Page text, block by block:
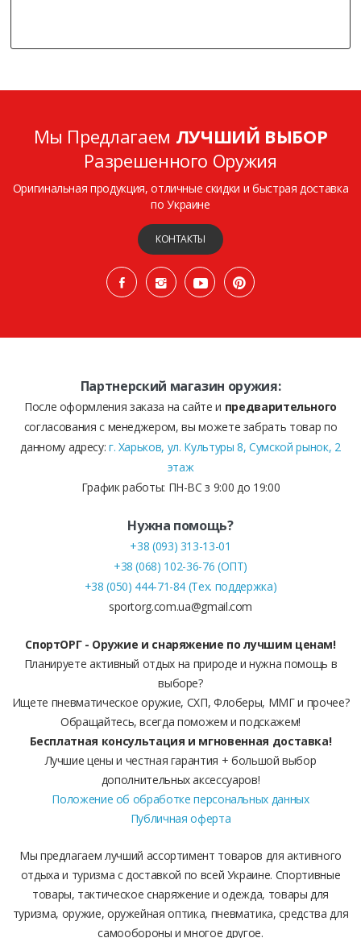
Мы Предлагаем ЛУЧШИЙ ВЫБОР
Разрешенного Оружия
Оригинальная продукция, отличные скидки и быстрая доставка
по Украине
КОНТАКТЫ
Партнерский магазин оружия:
После оформления заказа на сайте и предварительного
согласования с менеджером, вы можете забрать товар по
данному адресу: г. Харьков, ул. Культуры 8, Сумской рынок, 2
этаж
График работы: ПН-ВС з 9:00 до 19:00
Нужна помощь?
+38 (093) 313-13-01
+38 (068) 102-36-76 (ОПТ)
+38 (050) 444-71-84 (Тех. поддержка)
sportorg.com.ua@gmail.com
СпортОРГ - Оружие и снаряжение по лучшим ценам!
Планируете активный отдых на природе и нужна помощь в
выборе?
Ищете пневматическое оружие, СХП, Флоберы, ММГ и прочее?
Обращайтесь, всегда поможем и подскажем!
Бесплатная консультация и мгновенная доставка!
Лучшие цены и честная гарантия + большой выбор
дополнительных аксессуаров!
Положение об обработке персональных данных
Публичная оферта
Мы предлагаем лучший ассортимент товаров для активного
отдыха и туризма с доставкой по всей Украине. Спортивные
товары, тактическое снаряжение и одежда, товары для
туризма, оружие, оружейная оптика, пневматика, средства для
самообороны и многое другое.